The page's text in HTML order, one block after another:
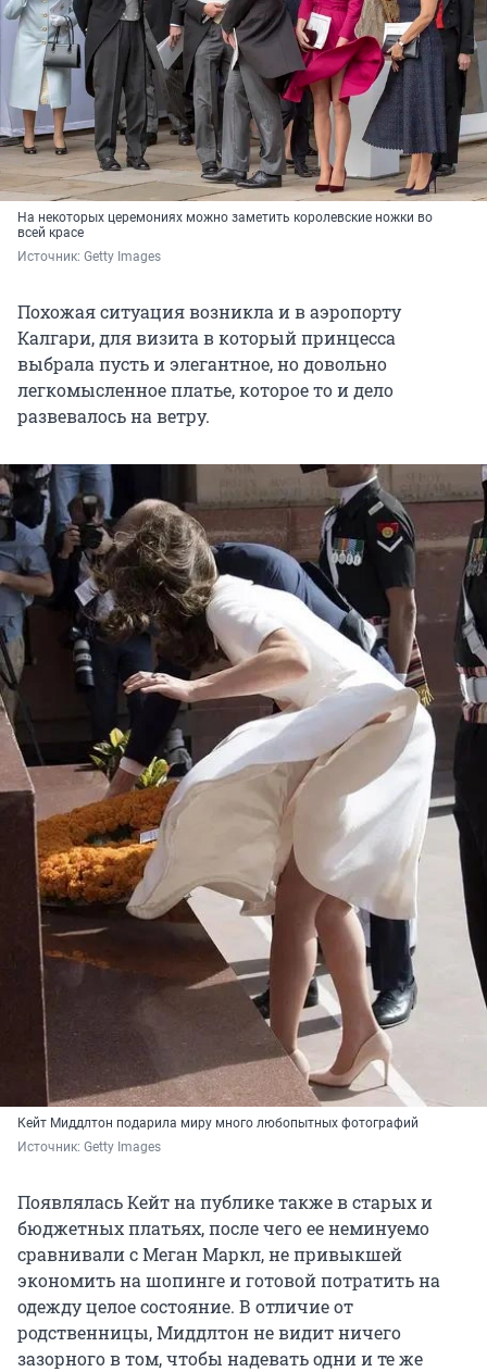
На некоторых церемониях можно заметить королевские ножки во
всей красе
Источник: Getty Images
Похожая ситуация возникла и в аэропорту
Калгари, для визита в который принцесса
выбрала пусть и элегантное, но довольно
легкомысленное платье, которое то и дело
развевалось на ветру.
Кейт Миддлтон подарила миру много любопытных фотографий
Источник: Getty Images
Появлялась Кейт на публике также в старых и
бюджетных платьях, после чего ее неминуемо
сравнивали с Меган Маркл, не привыкшей
экономить на шопинге и готовой потратить на
одежду целое состояние. В отличие от
родственницы, Миддлтон не видит ничего
зазорного в том, чтобы надевать одни и те же